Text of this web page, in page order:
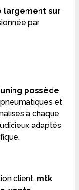
largement sur
par
possède
et
à chaque
adaptés
client, mtk